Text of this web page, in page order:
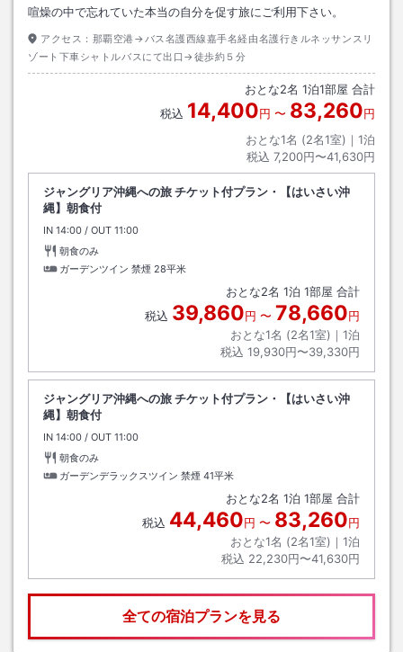
喧燥の中で忘れていた本当の自分を促す旅にご利用下さい。
アクセス： 那覇空港→バス名護西線嘉手名経由名護行きルネッサンスリ
ゾート下車シャトルバスにて出口→徒歩約５分
おとな2名 1泊1部屋 合計
税込 14,400円 〜 83,260円
おとな1名 (2名1室)｜ 1泊
税込 7,200円〜41,630円
ジャングリア沖縄への旅 チケット付プラン・【はいさい沖
縄】朝食付
IN チェックイン
14:00 / OUT チェックアウト
11:00
朝食のみ
ガーデンツイン 禁煙 28平米
おとな2名 1泊 1部屋 合計
税込 39,860円 〜 78,660円
おとな1名 (2名1室)｜ 1泊
税込 19,930円〜39,330円
ジャングリア沖縄への旅 チケット付プラン・【はいさい沖
縄】朝食付
IN チェックイン
14:00 / OUT チェックアウト
11:00
朝食のみ
ガーデンデラックスツイン 禁煙 41平米
おとな2名 1泊 1部屋 合計
税込 44,460円 〜 83,260円
おとな1名 (2名1室)｜ 1泊
税込 22,230円〜41,630円
全ての宿泊プランを見る